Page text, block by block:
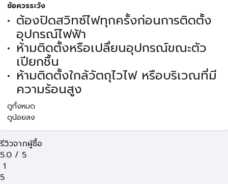
ข้อควรระวัง
ต้องปิดสวิทซ์ไฟทุกครั้งก่อนการติดตั้ง
อุปกรณ์ไฟฟ้า
ห้ามติดตั้งหรือเปลื่ยนอุปกรณ์ขณะตัว
เปียกชื้น
ห้ามติดตั้งใกล้วัตถุไวไฟ หรือบริเวณที่มี
ความร้อนสูง
ดูทั้งหมด
ดูน้อยลง
รีวิวจากผู้ซื้อ
5.0 / 5
1
5